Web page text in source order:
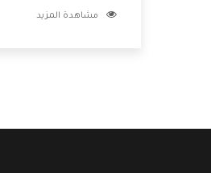
خدمات ما بعد البيع مع
مشاهدة المزيد